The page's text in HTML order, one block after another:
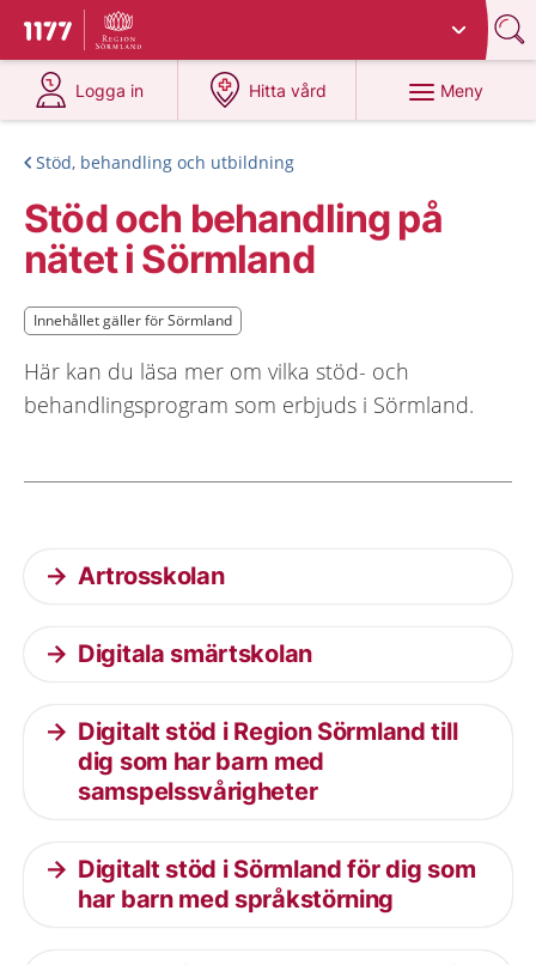
Till startsidan för 1177
Du har valt region
Logga in
på 1177.se
Hitta vård
på 1177.se
Meny
Stöd, behandling och utbildning
Stöd och behandling på
nätet i Sörmland
Innehållet gäller för Sörmland
Innehållet gäller för Sörmland
Här kan du läsa mer om vilka stöd- och
behandlingsprogram som erbjuds i Sörmland.
Aktuella artiklar
Artrosskolan
Digitala smärtskolan
Digitalt stöd i Region Sörmland till
dig som har barn med
samspelssvårigheter
Digitalt stöd i Sörmland för dig som
har barn med språkstörning